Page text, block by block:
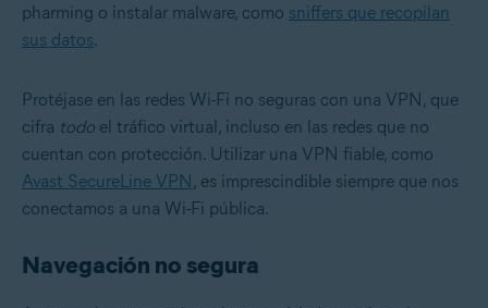
pharming o instalar malware, como sniffers que recopilan
sus datos.
Protéjase en las redes Wi-Fi no seguras con una VPN, que
cifra todo el tráfico virtual, incluso en las redes que no
cuentan con protección. Utilizar una VPN fiable, como
Avast SecureLine VPN , es imprescindible siempre que nos
conectamos a una Wi-Fi pública.
Navegación no segura